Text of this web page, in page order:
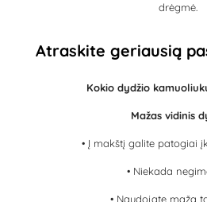
drėgmė.
Atraskite geriausią
Kokio dydžio
Mažas vidinis
• Į makštį galite patogiai
• Niekada
• Naudojate mažą